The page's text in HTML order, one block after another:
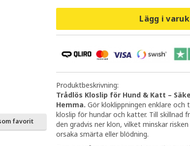
Lägg i
Produktbeskrivning:
Trådlös Kloslip för Hund & Katt –
Hemma. Gör kloklippningen enklare och
kloslip för hundar och katter. Till skillnad
den gradvis ner klon, vilket minskar
orsaka smärta eller blödning.
favorit